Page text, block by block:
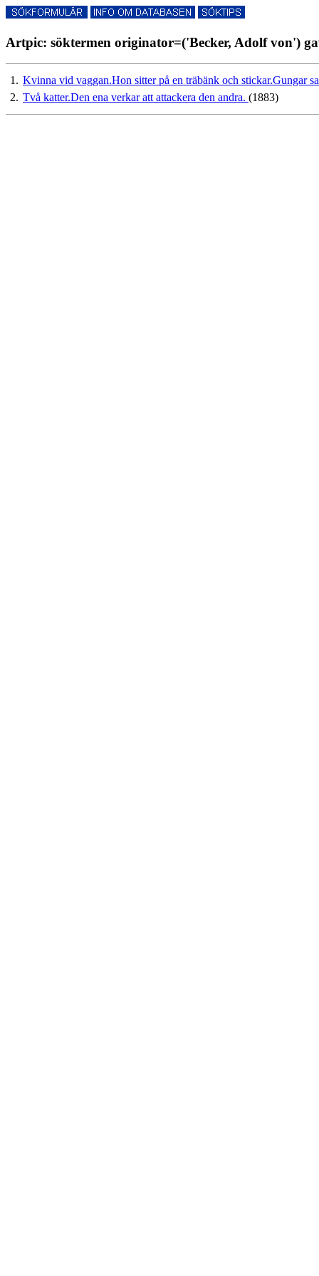
Artpic: söktermen originator=('Becker, Adolf von')
1. Kvinna vid vaggan.Hon sitter på en träbänk och stickar.Gungar
2. Två katter.Den ena verkar att attackera den andra. (1883)